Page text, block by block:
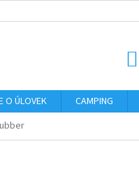
ÚDAJŮ
O ÚLOVEK CAMPING